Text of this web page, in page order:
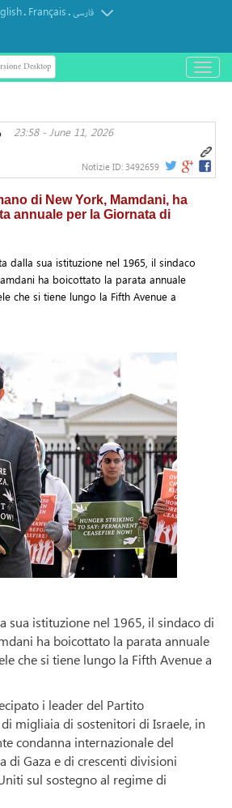
. Français.فارسی
Desktop
باز
و
کردن
23:58 - June 11, 2026
Notizie ID: 3492659
di New York, Mamdani, ha
annuale per la Giornata di
dalla sua istituzione nel 1965, il sindaco
ha boicottato la parata annuale
che si tiene lungo la Fifth Avenue a
sua istituzione nel 1965, il sindaco di
ha boicottato la parata annuale
che si tiene lungo la Fifth Avenue a
i leader del Partito
migliaia di sostenitori di Israele, in
condanna internazionale del
di Gaza e di crescenti divisioni
sul sostegno al regime di